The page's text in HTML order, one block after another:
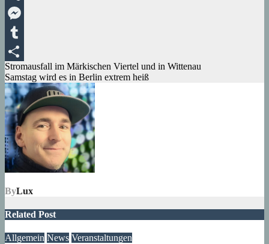
Viber
Messenger
Tumblr
Teilen
Beitragsnavigation
Stromausfall im Märkischen Viertel und in Wittenau
Samstag wird es in Berlin extrem heiß
ByLux
Related Post
Allgemein News Veranstaltungen